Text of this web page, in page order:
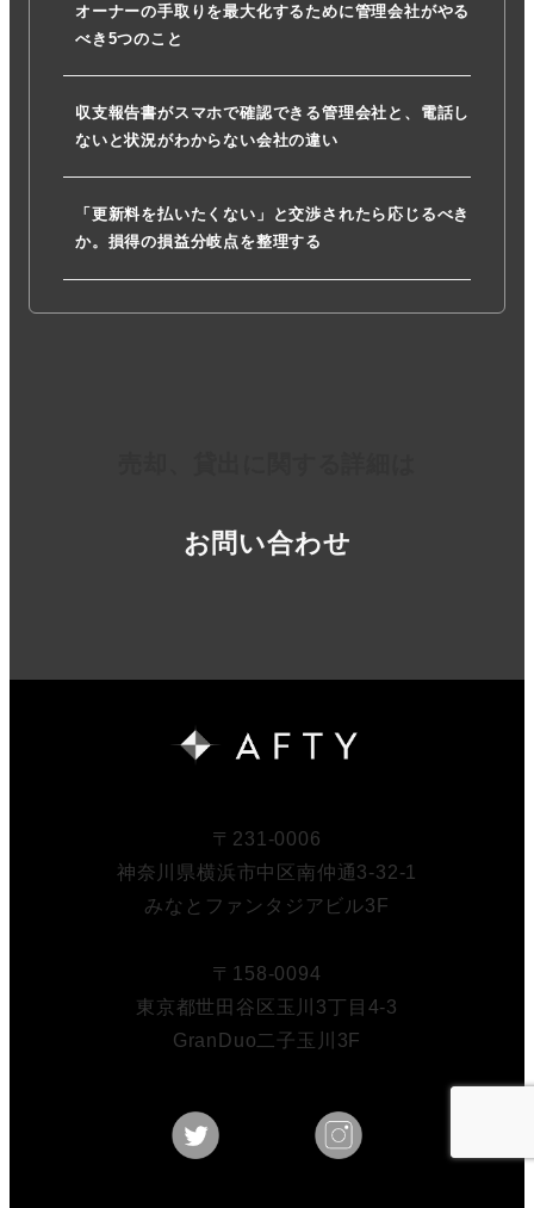
オーナーの手取りを最大化するために管理会社がやる
べき5つのこと
収支報告書がスマホで確認できる管理会社と、電話し
ないと状況がわからない会社の違い
「更新料を払いたくない」と交渉されたら応じるべき
か。損得の損益分岐点を整理する
お問い合わせ
〒231-0006
神奈川県横浜市中区南仲通3-32-1
みなとファンタジアビル3F
〒158-0094
東京都世田谷区玉川3丁目4-3
GranDuo二子玉川3F